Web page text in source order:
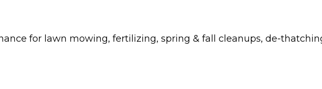
for lawn mowing, fertilizing, spring & fall cleanups, de-